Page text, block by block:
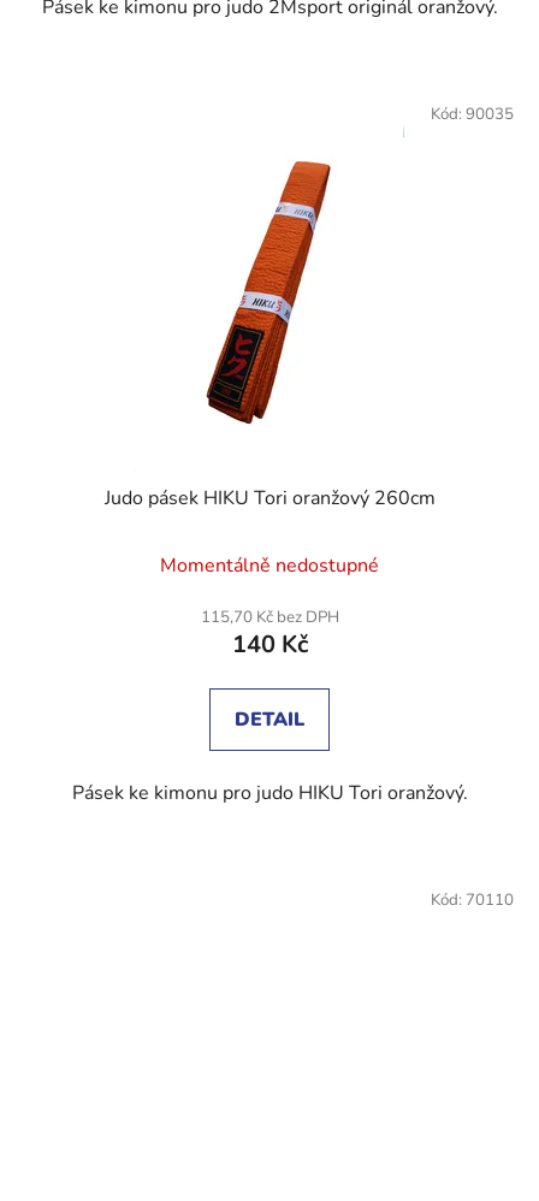
Pásek ke kimonu pro judo 2Msport originál oranžový.
Judo pásek HIKU Tori oranžový 260cm
hodnocení
produktu
je
z
Momentálně nedostupné
115,70 Kč bez DPH
140 Kč
DETAIL
Pásek ke kimonu pro judo HIKU Tori oranžový.
Kód: 90035
Kód: 70110